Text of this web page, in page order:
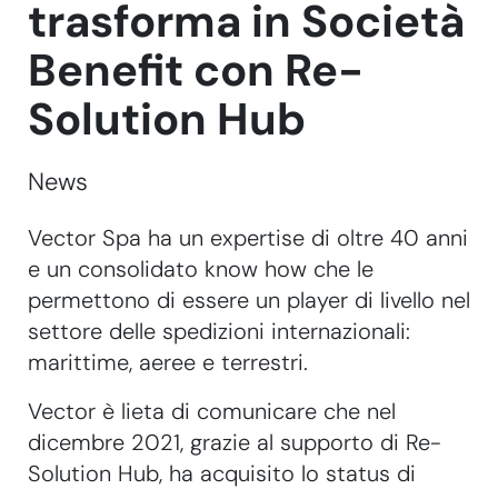
trasforma in Società
Benefit con Re-
Solution Hub
News
Vector Spa ha un expertise di oltre 40 anni
e un consolidato know how che le
permettono di essere un player di livello nel
settore delle spedizioni internazionali:
marittime, aeree e terrestri.
Vector è lieta di comunicare che nel
dicembre 2021, grazie al supporto di Re-
Solution Hub, ha acquisito lo status di